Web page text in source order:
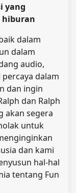
yang
hiburan
dalam
dalam
audio,
dalam
dan ingin
dan Ralph
akan segera
untuk
dan kami
hal-hal
tentang Fun